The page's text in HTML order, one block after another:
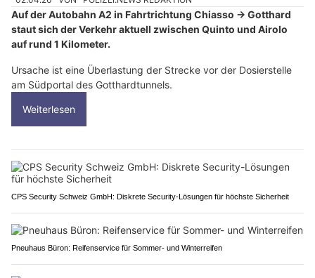
Auf der Autobahn A2 in Fahrtrichtung Chiasso → Gotthard
staut sich der Verkehr aktuell zwischen Quinto und Airolo
auf rund 1 Kilometer.
Ursache ist eine Überlastung der Strecke vor der Dosierstelle
am Südportal des Gotthardtunnels.
Weiterlesen
CPS Security Schweiz GmbH: Diskrete Security-Lösungen für höchste Sicherheit
Pneuhaus Büron: Reifenservice für Sommer- und Winterreifen